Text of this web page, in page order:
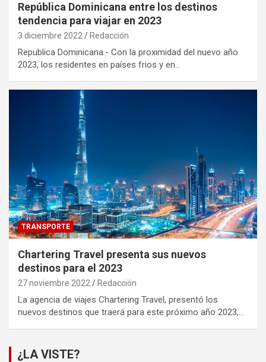
República Dominicana entre los destinos
tendencia para viajar en 2023
3 diciembre 2022 Redacción
Republica Dominicana.- Con la proximidad del nuevo año
2023, los residentes en países frios y en…
TRANSPORTE
Chartering Travel presenta sus nuevos
destinos para el 2023
27 noviembre 2022 Redacción
La agencia de viajes Chartering Travel, presentó los
nuevos destinos que traerá para este próximo año 2023,…
¿LA VISTE?